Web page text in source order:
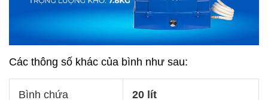
Các thông số khác của bình như sau:
Bình chứa 20 lít